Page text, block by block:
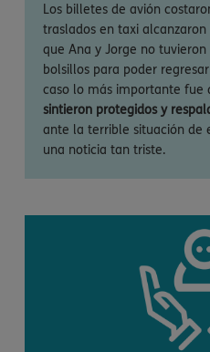
Los billetes de avión
traslados en taxi
que Ana y Jorge no
bolsillos para poder
caso lo más importante fue
sintieron protegidos y
ante la terrible situación de
una noticia tan triste.